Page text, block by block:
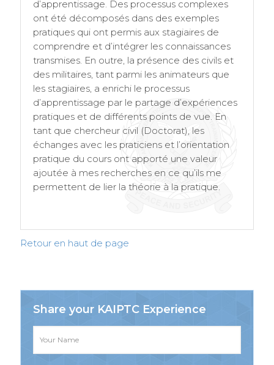
d’apprentissage. Des processus complexes
ont été décomposés dans des exemples
pratiques qui ont permis aux stagiaires de
comprendre et d’intégrer les connaissances
transmises. En outre, la présence des civils et
des militaires, tant parmi les animateurs que
les stagiaires, a enrichi le processus
d’apprentissage par le partage d’expériences
pratiques et de différents points de vue. En
tant que chercheur civil (Doctorat), les
échanges avec les praticiens et l’orientation
pratique du cours ont apporté une valeur
ajoutée à mes recherches en ce qu’ils me
permettent de lier la théorie à la pratique.
Retour en haut de page
Share your KAIPTC Experience